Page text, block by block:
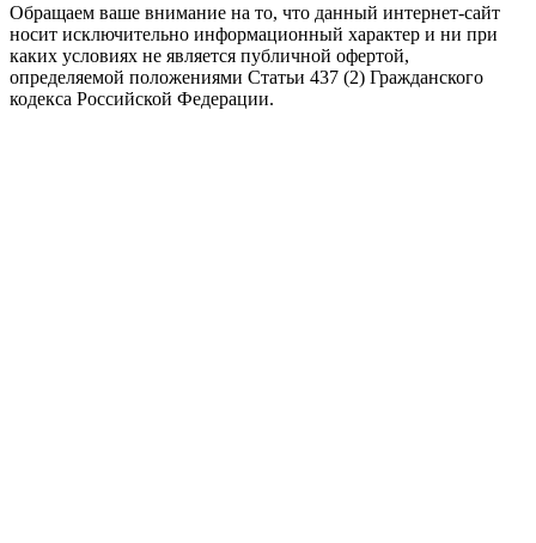
Обращаем ваше внимание на то, что данный интернет-сайт
носит исключительно информационный характер и ни при
каких условиях не является публичной офертой,
определяемой положениями Статьи 437 (2) Гражданского
кодекса Российской Федерации.